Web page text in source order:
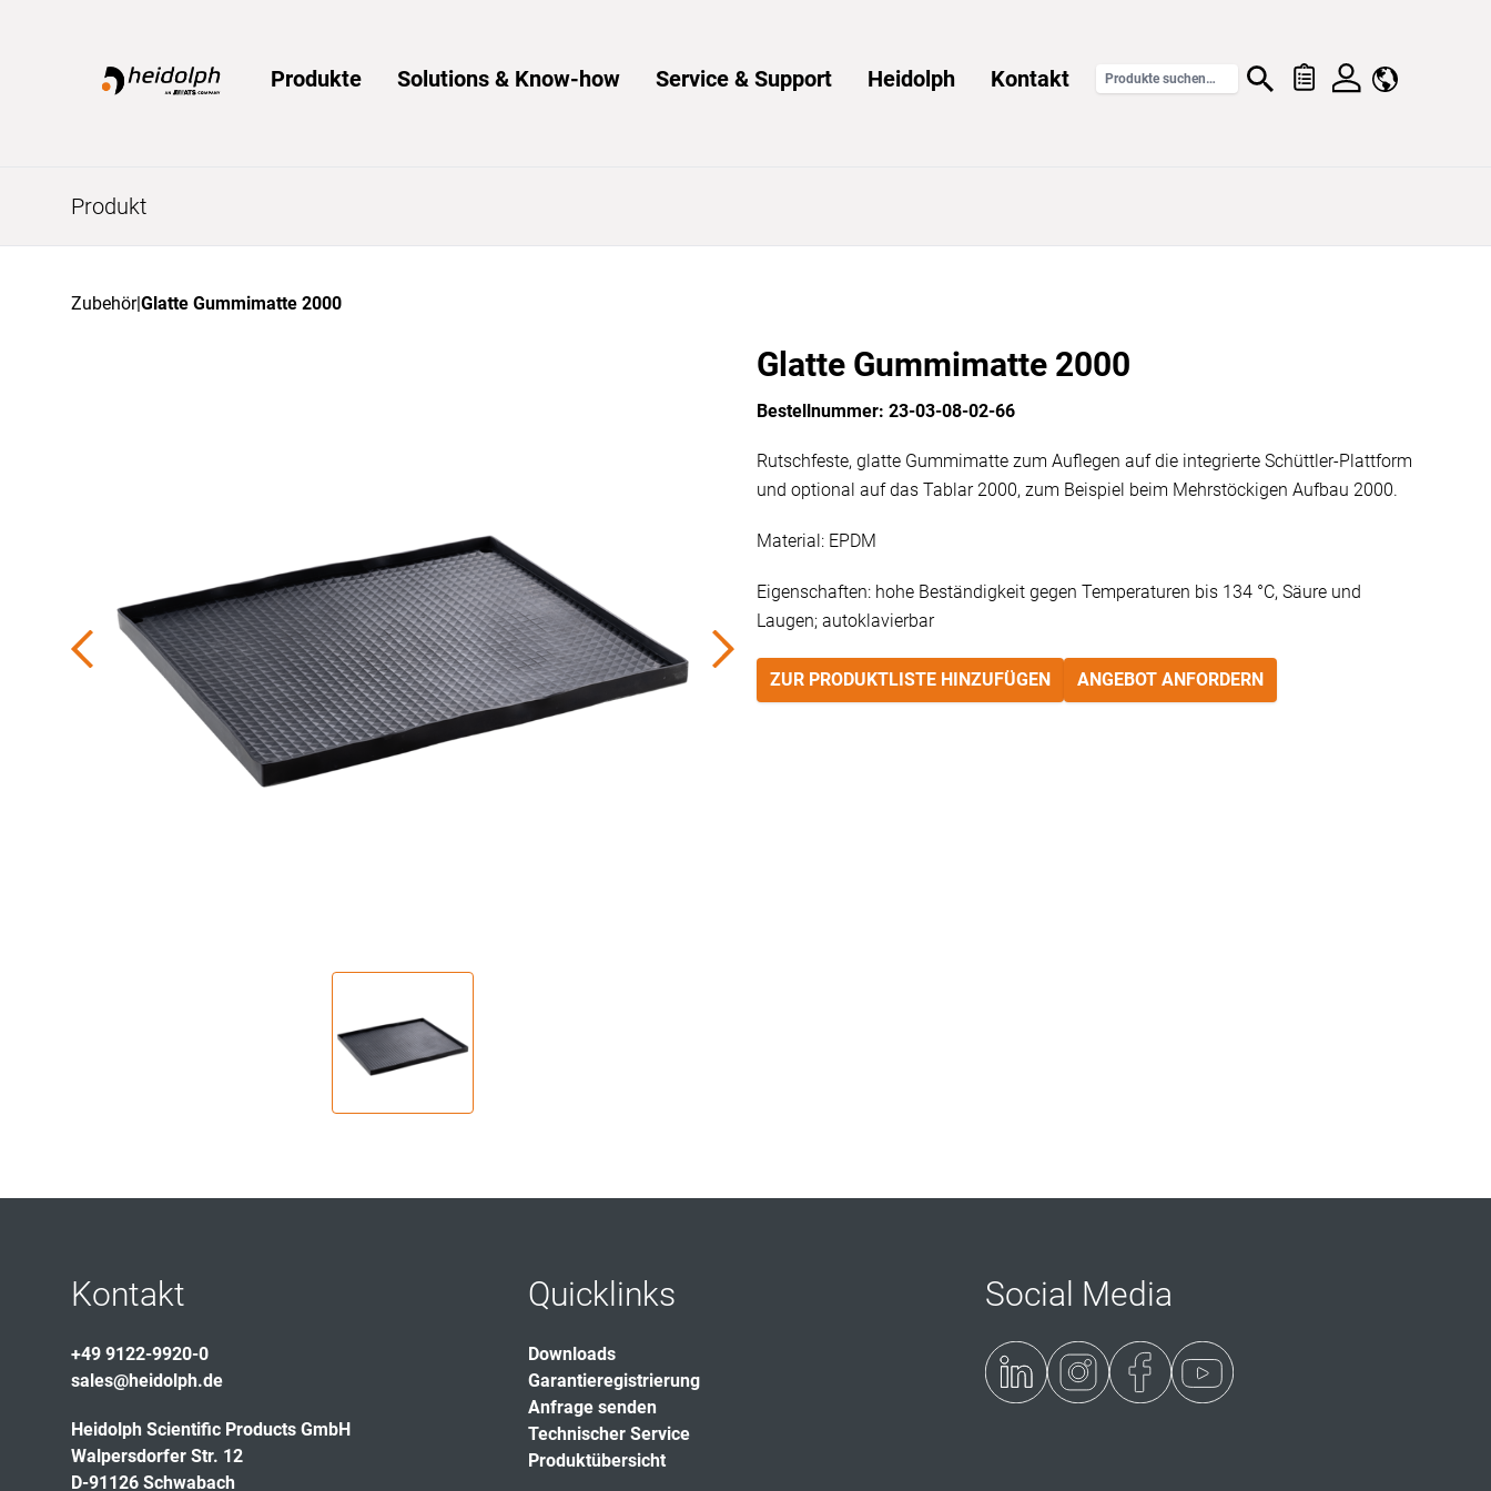
Produkte Solutions & Know-how Service & Support Heidolph Kontakt
Produkt
Zubehör|Glatte Gummimatte 2000
Glatte Gummimatte 2000
Bestellnummer: 23-03-08-02-66
Rutschfeste, glatte Gummimatte zum Auflegen auf die integrierte Schüttler-Plattform
und optional auf das Tablar 2000, zum Beispiel beim Mehrstöckigen Aufbau 2000.
Material: EPDM
Eigenschaften: hohe Beständigkeit gegen Temperaturen bis 134 °C, Säure und
Laugen; autoklavierbar
ZUR PRODUKTLISTE HINZUFÜGEN ANGEBOT ANFORDERN
Kontakt
+49 9122-9920-0
sales@heidolph.de
Heidolph Scientific Products GmbH
Walpersdorfer Str. 12
D-91126 Schwabach
Quicklinks
Downloads
Garantieregistrierung
Anfrage senden
Technischer Service
Produktübersicht
Social Media